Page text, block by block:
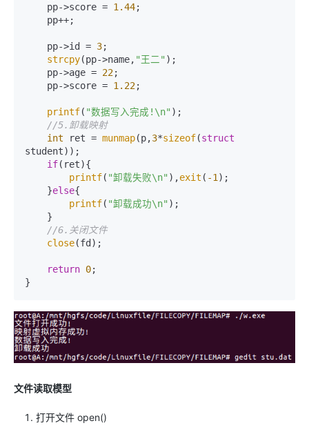
    pp->score =
1.44;
    pp->id =
3;
strcpy(pp->name, "王二" );
    pp->age =
22;
    pp->score =
1.22;
printf( "数据写入完成!\n" );
//5.卸载映射
int ret = munmap(p,3*sizeof(struct
student));
if(ret){
printf( "卸载失败\n" ),exit ( -1 );
    }
else{
printf( "卸载成功\n" );
//6.关闭文件
close(fd);
return 0;
文件读取模型
打开文件 open()